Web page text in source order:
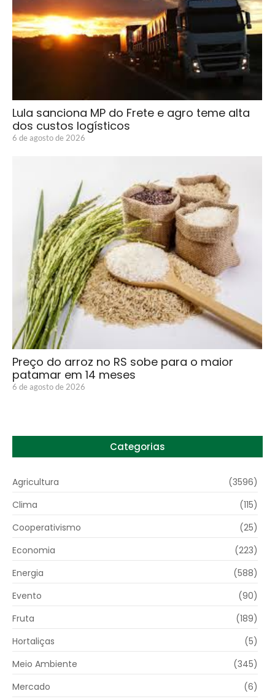
Lula sanciona MP do Frete e agro teme alta
dos custos logísticos
6 de agosto de 2026
Preço do arroz no RS sobe para o maior
patamar em 14 meses
6 de agosto de 2026
Categorias
Agricultura
(3596)
Clima
(115)
Cooperativismo
(25)
Economia
(223)
Energia
(588)
Evento
(90)
Fruta
(189)
Hortaliças
(5)
Meio Ambiente
(345)
Mercado
(6)